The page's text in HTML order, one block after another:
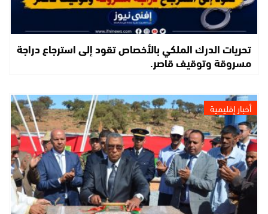
تحريات الدرك الملكي بالأخصاص تقود إلى استرجاع دراجة
مسروقة وتوقيف قاصر.
أخبار إقليمية